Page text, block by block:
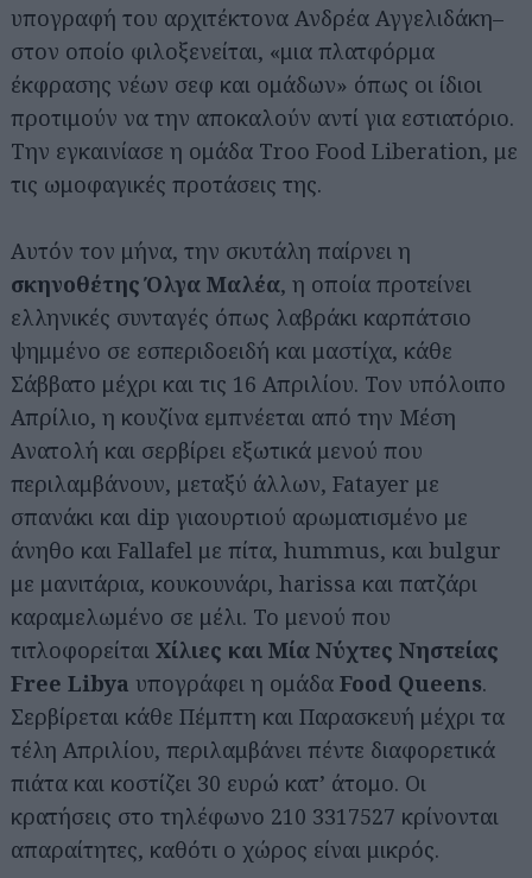
υπογραφή του αρχιτέκτονα Ανδρέα Αγγελιδάκη–
στον οποίο φιλοξενείται, «μια πλατφόρμα
έκφρασης νέων σεφ και ομάδων» όπως οι ίδιοι
προτιμούν να την αποκαλούν αντί για εστιατόριο.
Την εγκαινίασε η ομάδα Troo Food Liberation, με
τις ωμοφαγικές προτάσεις της.
Αυτόν τον μήνα, την σκυτάλη παίρνει η
σκηνοθέτης Όλγα Μαλέα, η οποία προτείνει
ελληνικές συνταγές όπως λαβράκι καρπάτσιο
ψημμένο σε εσπεριδοειδή και μαστίχα, κάθε
Σάββατο μέχρι και τις 16 Απριλίου. Τον υπόλοιπο
Απρίλιο, η κουζίνα εμπνέεται από την Μέση
Ανατολή και σερβίρει εξωτικά μενού που
περιλαμβάνουν, μεταξύ άλλων, Fatayer με
σπανάκι και dip γιαουρτιού αρωματισμένο με
άνηθο και Fallafel με πίτα, hummus, και bulgur
με μανιτάρια, κουκουνάρι, harissa και πατζάρι
καραμελωμένο σε μέλι. Το μενού που
τιτλοφορείται Χίλιες και Μία Νύχτες Νηστείας
Free Libya υπογράφει η ομάδα Food Queens.
Σερβίρεται κάθε Πέμπτη και Παρασκευή μέχρι τα
τέλη Απριλίου, περιλαμβάνει πέντε διαφορετικά
πιάτα και κοστίζει 30 ευρώ κατ’ άτομο. Οι
κρατήσεις στο τηλέφωνο 210 3317527 κρίνονται
απαραίτητες, καθότι ο χώρος είναι μικρός.